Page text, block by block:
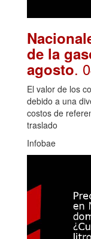
de la
agosto.
El valor de los
debido a una
costos de
traslado
Infobae